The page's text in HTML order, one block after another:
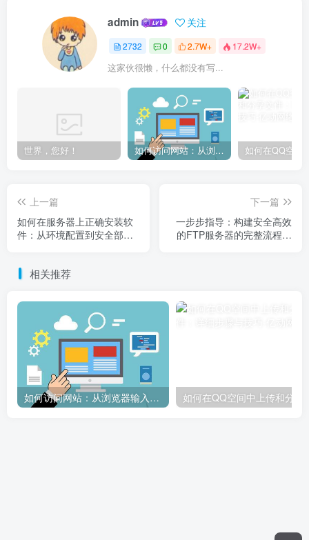
admin 关注
2732 0 2.7W+ 17.2W+
这家伙很懒，什么都没有写...
世界，您好！ 如何访问网站：从浏览器输入到页面加载的完整步骤详解
上一篇
如何在服务器上正确安装软
件：从环境配置到安全部署
下一篇
一步步指导：构建安全高效
的FTP服务器的完整流程及
相关推荐
如何访问网站：从浏览器输入到页面加载的完整步骤详解